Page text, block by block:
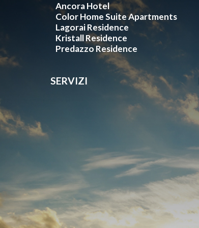
Ancora Hotel
Color Home Suite Apartments
Lagorai Residence
Kristall Residence
Predazzo Residence
SERVIZI